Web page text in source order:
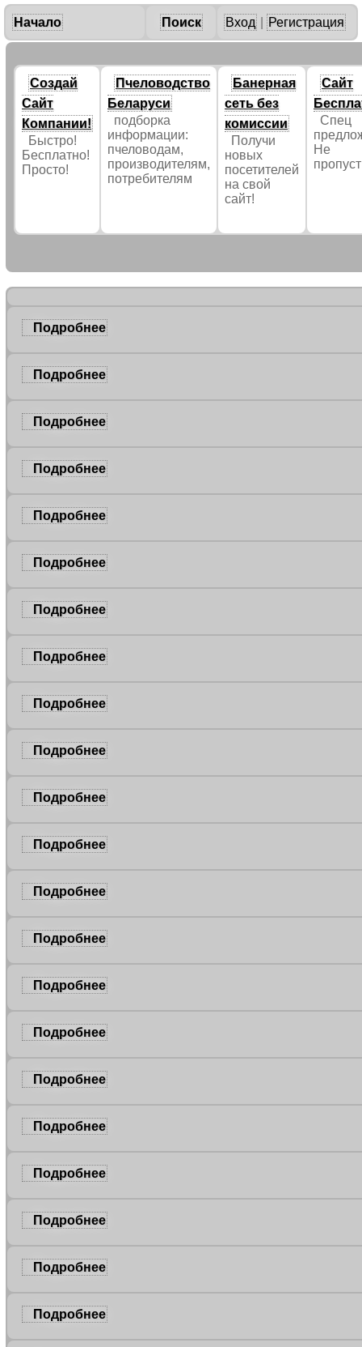
Начало Поиск Вход Регистрация
Создай
Сайт
Компании!
Быстро!
Бесплатно!
Просто!
Пчеловодство
Беларуси
подборка
информации:
пчеловодам,
производителям,
потребителям
Банерная
сеть без
комиссии
Получи
новых
посетителей
на свой
сайт!
Сайт
Спец
Не
Подробнее
Подробнее
Подробнее
Подробнее
Подробнее
Подробнее
Подробнее
Подробнее
Подробнее
Подробнее
Подробнее
Подробнее
Подробнее
Подробнее
Подробнее
Подробнее
Подробнее
Подробнее
Подробнее
Подробнее
Подробнее
Подробнее